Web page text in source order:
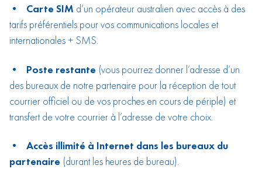
• Carte SIM d’un opérateur australien avec accès à des
tarifs préférentiels pour vos communications locales et
internationales + SMS.
• Poste restante (vous pourrez donner l’adresse d’un
des bureaux de notre partenaire pour la réception de tout
courrier officiel ou de vos proches en cours de périple) et
transfert de votre courrier à l’adresse de votre choix.
• Accès illimité à Internet dans les bureaux du
partenaire (durant les heures de bureau).